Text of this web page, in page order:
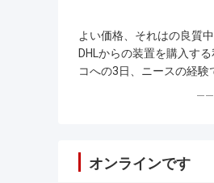
よい価格、それはの良質
DHLからの装置を購入す
コへの3日、ニースの経験
——
オンラインです